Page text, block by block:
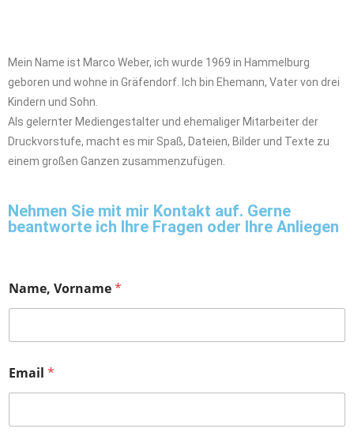
Mein Name ist Marco Weber, ich wurde 1969 in Hammelburg
geboren und wohne in Gräfendorf. Ich bin Ehemann, Vater von drei
Kindern und Sohn.
Als gelernter Mediengestalter und ehemaliger Mitarbeiter der
Druckvorstufe, macht es mir Spaß, Dateien, Bilder und Texte zu
einem großen Ganzen zusammenzufügen.
Nehmen Sie mit mir Kontakt auf. Gerne
beantworte ich Ihre Fragen oder Ihre Anliegen
Name, Vorname*
Email *